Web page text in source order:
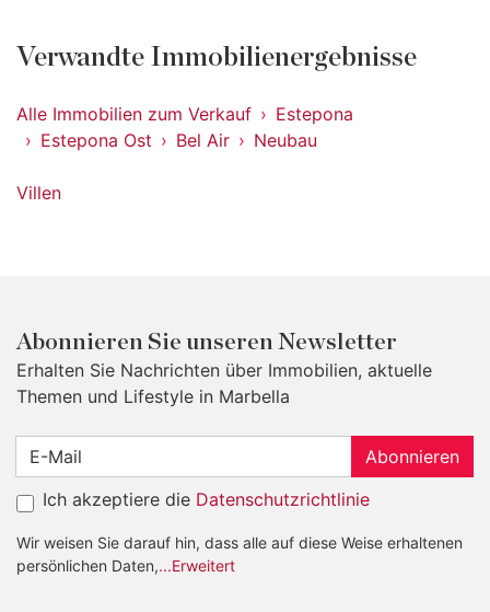
Verwandte Immobilienergebnisse
Alle Immobilien zum Verkauf
Estepona
Estepona Ost
Bel Air Neubau
Villen
Abonnieren Sie unseren Newsletter
Erhalten Sie Nachrichten über Immobilien, aktuelle
Themen und Lifestyle in Marbella
Abonnieren
Ich akzeptiere die Datenschutzrichtlinie
Wir weisen Sie darauf hin, dass alle auf diese Weise erhaltenen
persönlichen Daten,...Erweitert